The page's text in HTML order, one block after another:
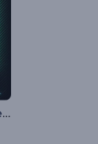
Visualisierer für neue Musikveröffentlichungen